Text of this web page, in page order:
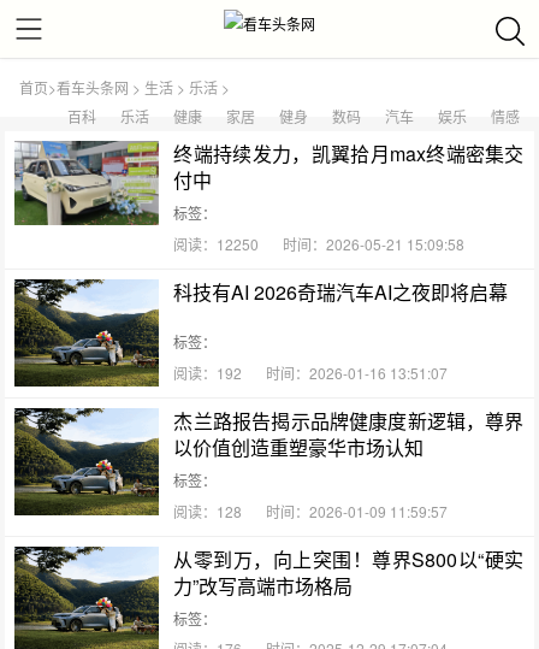
首页>看车头条网 > 生活 > 乐活 >
百科
乐活 健康 家居 健身 数码 汽车 娱乐 情感
终端持续发力，凯翼拾月max终端密集交
付中
标签：
阅读：12250
时间：2026-05-21 15:09:58
科技有AI 2026奇瑞汽车AI之夜即将启幕
标签：
阅读：192
时间：2026-01-16 13:51:07
杰兰路报告揭示品牌健康度新逻辑，尊界
以价值创造重塑豪华市场认知
标签：
阅读：128
时间：2026-01-09 11:59:57
从零到万，向上突围！尊界S800以“硬实
力”改写高端市场格局
标签：